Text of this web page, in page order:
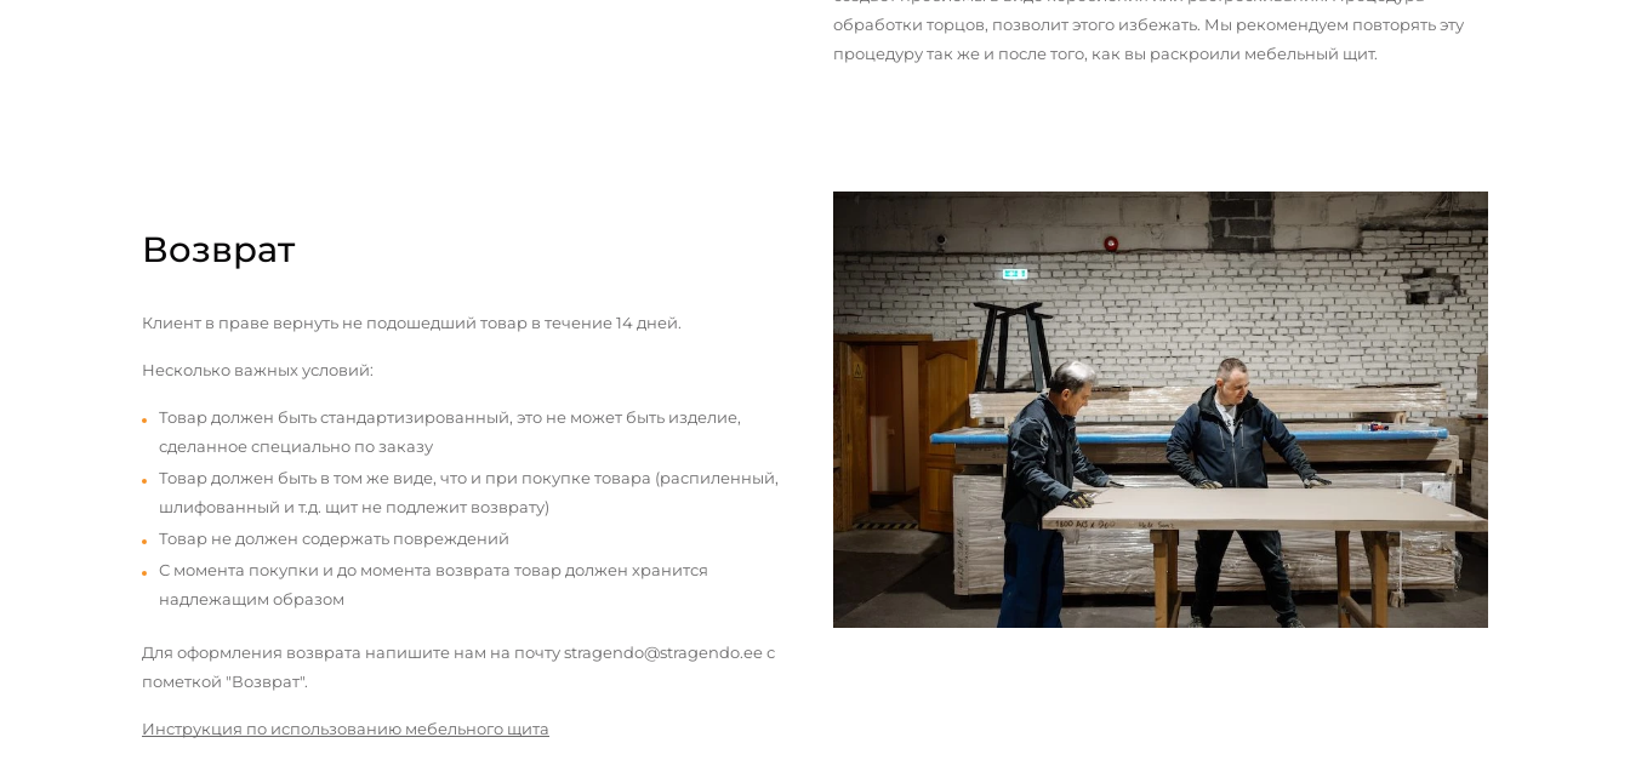
обработки торцов, позволит этого избежать. Мы рекомендуем повторять эту
процедуру так же и после того, как вы раскроили мебельный щит.
Возврат
Клиент в праве вернуть не подошедший товар в течение 14 дней.
Несколько важных условий:
Товар должен быть стандартизированный, это не может быть изделие,
сделанное специально по заказу
Товар должен быть в том же виде, что и при покупке товара (распиленный,
шлифованный и т.д. щит не подлежит возврату)
Товар не должен содержать повреждений
С момента покупки и до момента возврата товар должен хранится
надлежащим образом
Для оформления возврата напишите нам на почту stragendo@stragendo.ee с
пометкой "Возврат".
Инструкция по использованию мебельного щита